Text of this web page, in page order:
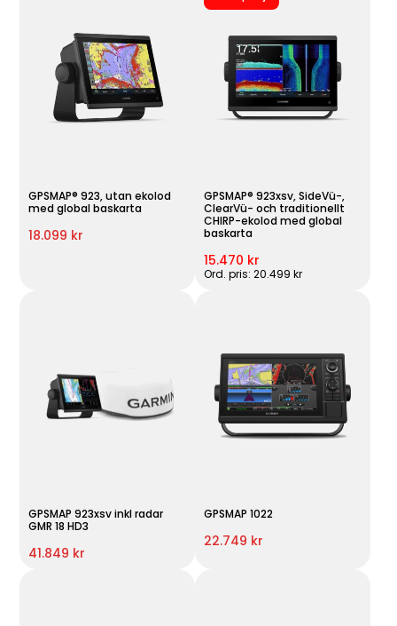
GPSMAP® 923, utan ekolod
med global baskarta
18.099 kr
GPSMAP® 923xsv, SideVü-,
ClearVü- och traditionellt
CHIRP-ekolod med global
baskarta
15.470 kr
Ord. pris: 20.499 kr
GPSMAP 923xsv inkl radar
GMR 18 HD3
41.849 kr
GPSMAP 1022
22.749 kr